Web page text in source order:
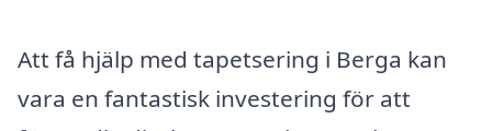
Att få hjälp med tapetsering i Berga kan
vara en fantastisk investering för att